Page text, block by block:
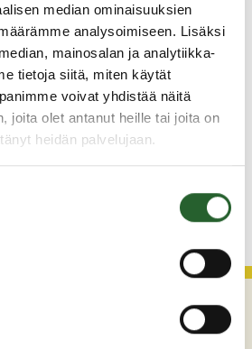
median ominaisuuksien
analysoimiseen. Lisäksi
mainosalan ja analytiikka-
tietoja siitä, miten käytät
voivat yhdistää näitä
joita olet antanut heille tai joita on
heidän palvelujaan.
menee kiinni
maaseutuhallinnossa
myöhästyvät